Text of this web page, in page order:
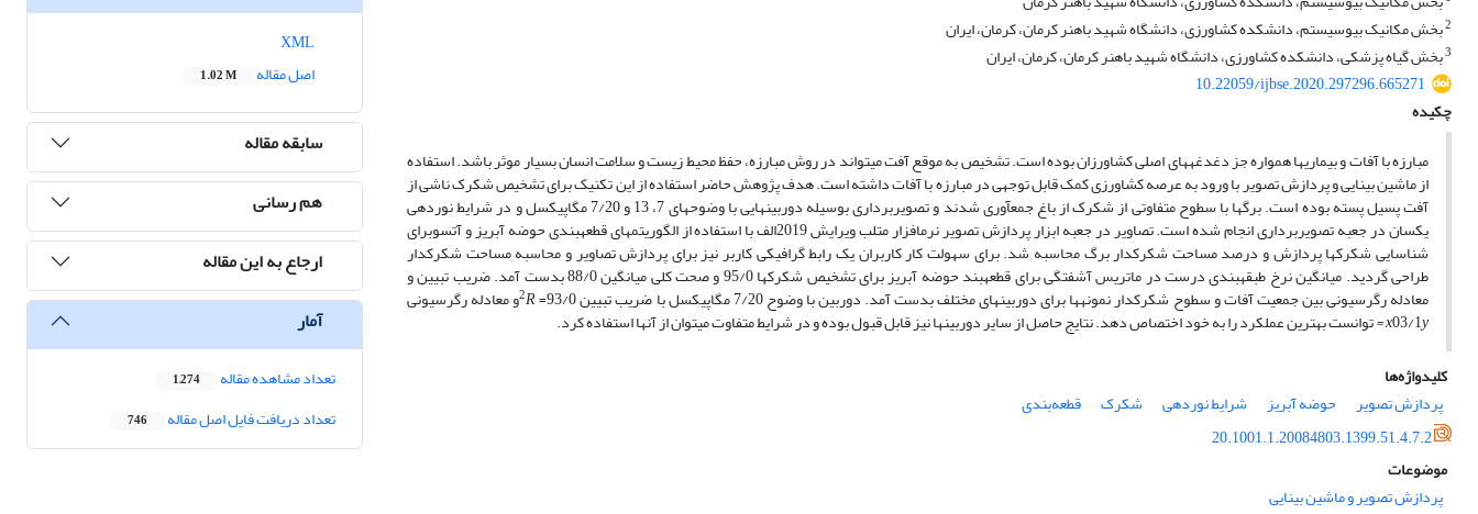
2بخش مکانیک بیوسیستم، دانشکده کشاورزی، دانشگاه شهید باهنر کرمان، کرمان، ایران
3بخش گیاه پزشکی، دانشکده کشاورزی، دانشگاه شهید باهنر کرمان، کرمان، ایران
10.22059/ijbse.2020.297296.665271
چکیده
مبارزه با آفات و بیماری­ها همواره جز دغدغه­های اصلی کشاورزان بوده است. تشخیص به موقع آفت می­تواند در روش مبارزه، حفظ­ محیط زیست و سلامت انسان بسیار موثر ­باشد. استفاده
از ماشین بینایی و پردازش تصویر با ورود به عرصه کشاورزی کمک قابل توجهی در مبارزه با آفات داشته است. هدف پژوهش حاضر استفاده از این تکنیک برای تشخیص شکرک ناشی از
آفت پسیل پسته بوده است.­ برگ­ها با سطوح متفاوتی از شکرک­ از باغ جمع­آوری ­شدند و تصویربرداری بوسیله دوربین­هایی با وضوح­های 7، 13 و 7/20 مگاپیکسل­ و در شرایط نوردهی
یکسان در جعبه تصویربرداری انجام شده است. تصاویر در جعبه ­ابزار پردازش ­تصویر نرم­افزار متلب ویرایش 2019الف با استفاده از الگوریتم­های قطعه­بندی حوضه آبریز و آتسوبرای
شناسایی شکرک­ها پردازش و درصد مساحت شکرک­دار برگ محاسبه شد. برای سهولت کار کاربران­­ یک رابط گرافیکی کاربر­ نیز برای پردازش تصاویر و محاسبه مساحت شکرک­دار
طراحی ­گردید. میانگین نرخ طبقه­بندی درست در ماتریس آشفتگی برای قطعه­بند حوضه آبریز برای تشخیص شکرک­ها 95/0 و صحت کلی میانگین 88/0 بدست آمد. ضریب­ تبیین و
معادله رگرسیونی بین جمعیت آفات و سطوح شکرک­دار نمونه­ها برای دوربین­های مختلف بدست آمد. دوربین با وضوح 7/20 مگاپیکسل با ضریب تبیین 93/0= 2R و معادله رگرسیونی
x03/1y
=توانست بهترین عملکرد را به خود اختصاص دهد. نتایج حاصل از سایر دوربین­ها نیز قابل قبول بوده و در شرایط متفاوت می­توان از آن­ها استفاده کرد.
کلیدواژه‌ها
پردازش تصویر
حوضه آبریز شرایط نوردهی شکرک
قطعه‌بندی
20.1001.1.20084803.1399.51.4.7.2
موضوعات
پردازش تصویر و ماشین بینایی
اصل مقاله
1.02 M
سابقه مقاله
هم رسانی
ارجاع به این مقاله
آمار
تعداد مشاهده مقاله 1,274
تعداد دریافت فایل اصل مقاله 746